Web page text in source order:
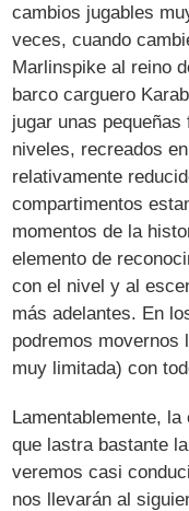
cambios jugables
veces, cuando
Marlinspike al reino
barco carguero
jugar unas
niveles, recreados
relativamente
compartimentos
momentos de la
elemento de
con el nivel y al
más adelantes. En
podremos movernos
muy limitada) con
Lamentablemente,
que lastra bastante
veremos casi
nos llevarán al